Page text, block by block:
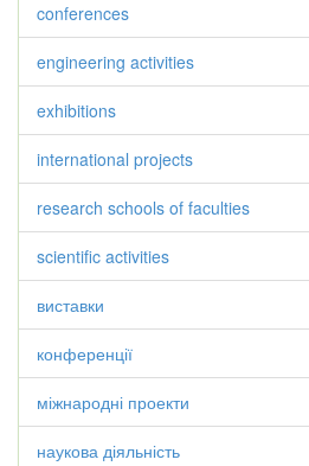
conferences
engineering activities
exhibitions
international projects
research schools of faculties
scientific activities
виставки
конференції
міжнародні проекти
наукова діяльність